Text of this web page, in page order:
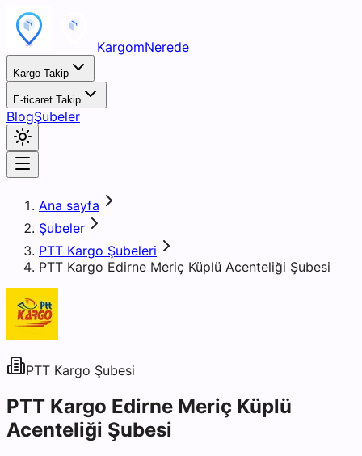
KargomNerede
Kargo Takip
E-ticaret Takip
BlogŞubeler
Ana sayfa
Şubeler
PTT Kargo Şubeleri
PTT Kargo Edirne Meriç Küplü Acenteliği Şubesi
PTT Kargo Şubesi
PTT Kargo Edirne Meriç Küplü
Acenteliği Şubesi